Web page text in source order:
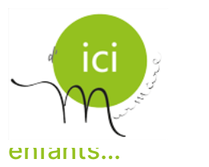
Il Etait une
enfants…